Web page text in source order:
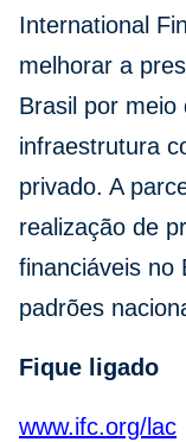
International
melhorar a
Brasil por meio
infraestrutura
privado. A
realização de
financiáveis no
padrões
Fique ligado
www.ifc.org/lac